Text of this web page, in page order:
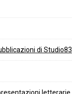
di Studio83